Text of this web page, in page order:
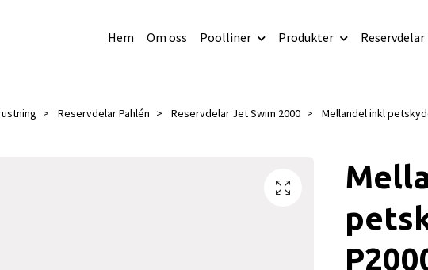
Hem Om oss Poolliner Produkter Reservdelar
Reservdelar Pahlén Reservdelar Jet Swim 2000 Mellandel inkl